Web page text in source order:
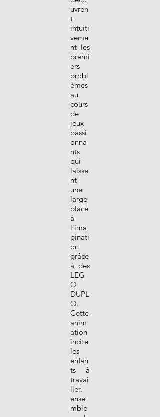
uvren
t
intuiti
veme
nt les
premi
ers
probl
èmes
au
cours
de
jeux
passi
onna
nts
qui
laisse
nt
une
large
place
à
l’ima
ginati
on
grâce
à des
LEG
O
DUPL
O.
Cette
anim
ation
incite
les
enfan
ts à
travai
ller.
ense
mble